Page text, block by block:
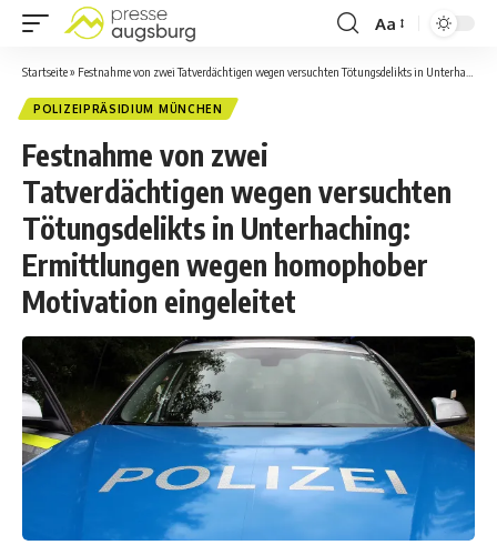
Aa
Startseite» Festnahme von zwei Tatverdächtigen wegen versuchten Tötungsdelikts in Unterhaching: Ermittlungen wegen homophober Motivation eingeleitet‍
POLIZEIPRÄSIDIUM MÜNCHEN
Festnahme von zwei
Tatverdächtigen wegen versuchten
Tötungsdelikts in Unterhaching:
Ermittlungen wegen homophober
Motivation eingeleitet‍